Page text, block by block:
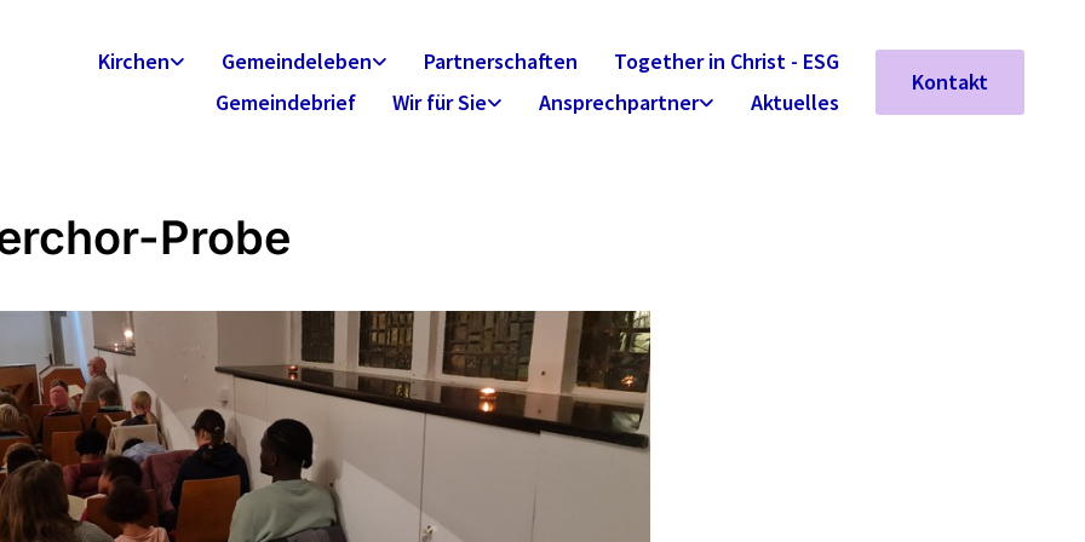
Kirchen Gemeindeleben Partnerschaften
Together in Christ - ESG
Gemeindebrief
Wir für Sie Ansprechpartner Aktuelles
Kontakt
Probe